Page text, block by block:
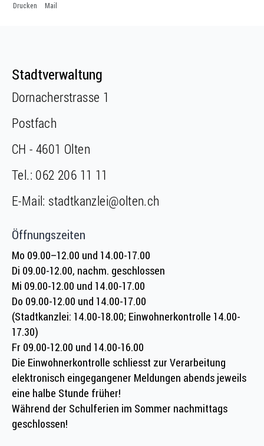
Drucken Mail
Fusszeile
Stadtverwaltung
Dornacherstrasse 1
Postfach
CH - 4601 Olten
Tel.: 062 206 11 11
E-Mail: stadtkanzlei@olten.ch
Öffnungszeiten
Mo 09.00–12.00 und 14.00-17.00
Di 09.00-12.00, nachm. geschlossen
Mi 09.00-12.00 und 14.00-17.00
Do 09.00-12.00 und 14.00-17.00
(Stadtkanzlei: 14.00-18.00; Einwohnerkontrolle 14.00-
17.30)
Fr 09.00-12.00 und 14.00-16.00
Die Einwohnerkontrolle schliesst zur Verarbeitung
elektronisch eingegangener Meldungen abends jeweils
eine halbe Stunde früher!
Während der Schulferien im Sommer nachmittags
geschlossen!